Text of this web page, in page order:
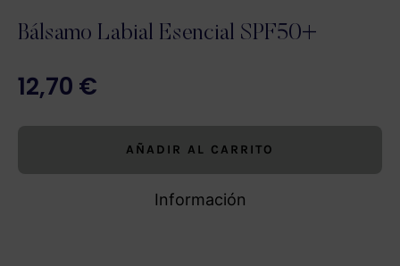
Bálsamo Labial Esencial SPF50+
12,70 €
AÑADIR AL CARRITO
Información